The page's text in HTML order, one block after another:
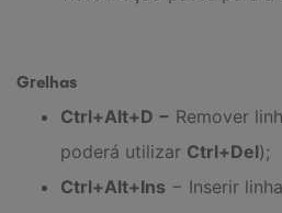
Grelhas
Ctrl+Alt+D − Remover
poderá utilizar Ctrl+Del);
Ctrl+Alt+Ins − Inserir